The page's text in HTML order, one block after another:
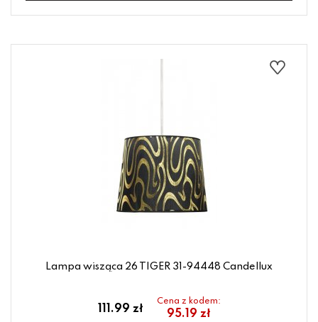
Lampa wisząca 26 TIGER 31-94448 Candellux
111.99 zł
Cena z kodem:
95.19 zł